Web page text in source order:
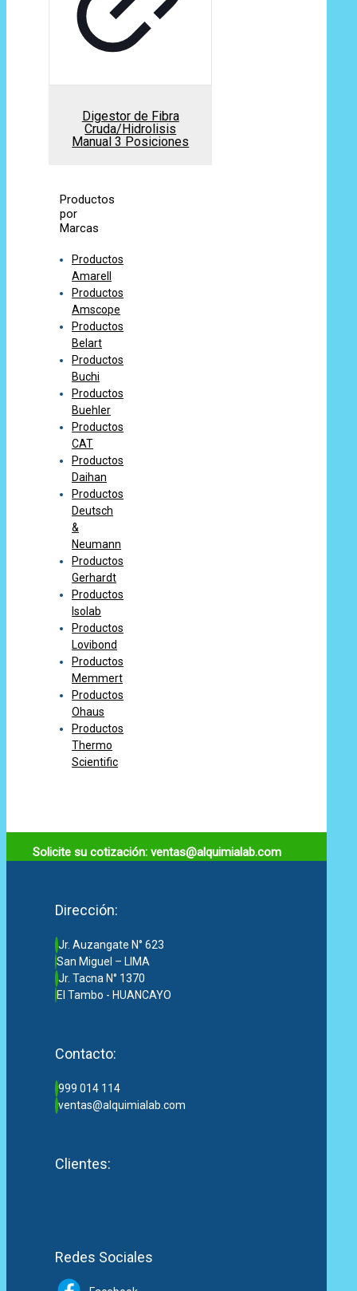
Digestor de Fibra
Cruda/Hidrolisis
Manual 3 Posiciones
Productos
por
Marcas
Productos
Amarell
Productos
Amscope
Productos
Belart
Productos
Buchi
Productos
Buehler
Productos
CAT
Productos
Daihan
Productos
Deutsch
&
Neumann
Productos
Gerhardt
Productos
Isolab
Productos
Lovibond
Productos
Memmert
Productos
Ohaus
Productos
Thermo
Scientific
Solicite su cotización: ventas@alquimialab.com
Dirección:
Jr. Auzangate N° 623
San Miguel – LIMA
Jr. Tacna N° 1370
El Tambo - HUANCAYO
Contacto:
999 014 114
ventas@alquimialab.com
Clientes:
Redes Sociales